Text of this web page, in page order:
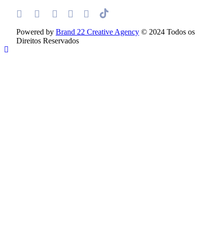
Powered by Brand 22 Creative Agency © 2024 Todos os
Direitos Reservados